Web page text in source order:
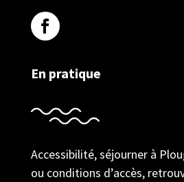
En pratique
Accessibilité, séjourner à
ou conditions d’accès,